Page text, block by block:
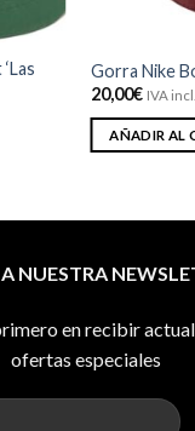
Gorra Nike
20,00€ IVA incl.
AÑADIR AL
NUESTRA
en recibir
ofertas especiales